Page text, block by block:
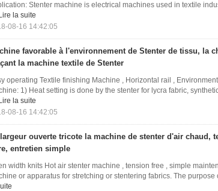
Stenter machine is electrical machines used in textile
Lire la suite
08-16 14:42:05
favorable à l'environnement de Stenter de tissu, la
la machine textile de Stenter
operating Textile finishing Machine , Horizontal rail ,
1) Heat setting is done by the stenter for lycra fabric,
Lire la suite
08-16 14:42:05
ouverte tricote la machine de stenter d'air chaud,
entretien simple
width knits Hot air stenter machine , tension free , simple
or apparatus for stretching or stentering fabrics. The purpose